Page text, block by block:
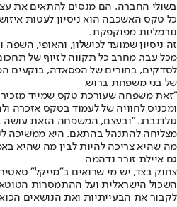
בשולי החברה. הם מנסים להתאים את
כל טקס האשכבה הוא ניסיון לעטות
נורמליות מפוקפקת.
זה ניסיון שמועד לכישלון, והאופי,
מכל עבר, מחרב כל תקווה לזיוף של
לסדקים, בחורים של הפסאדה, בוקעים
של בני משפחת ברוש.
"זאת משפחה שעורכת טקס שמייד מזכיר
ומכניס לחוויה של לעמוד בטקס אזכרה
גולדנברג. "ובעצם, המשפחה הזאת
מצליחה להתנהל בהתאם. היא ממשיכה
מה שהיא צריכה להיות לבין מה שהיא
גם איילת זורר נדהמה
צחוק בצד, יש מי שרואים ב"מייקל"
השכול הישראלית ועל ההתמסרות
לקבור את הבעייתיות ואת הנושאים